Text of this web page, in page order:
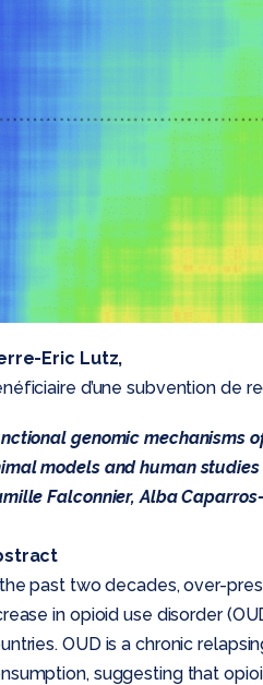
Eric Lutz,
d’une subvention de
genomic mechanisms
models and human studies
Falconnier, Alba
past two decades, over-
in opioid use disorder
OUD is a chronic
suggesting that